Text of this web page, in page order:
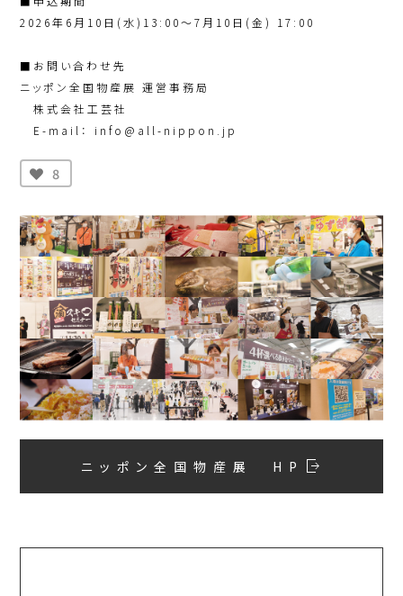
2026年6月10日(水)13:00～7月10日(金) 17:00
■お問い合わせ先
ニッポン全国物産展 運営事務局
株式会社工芸社
E-mail： info@all-nippon.jp
8
ニッポン全国物産展 HP